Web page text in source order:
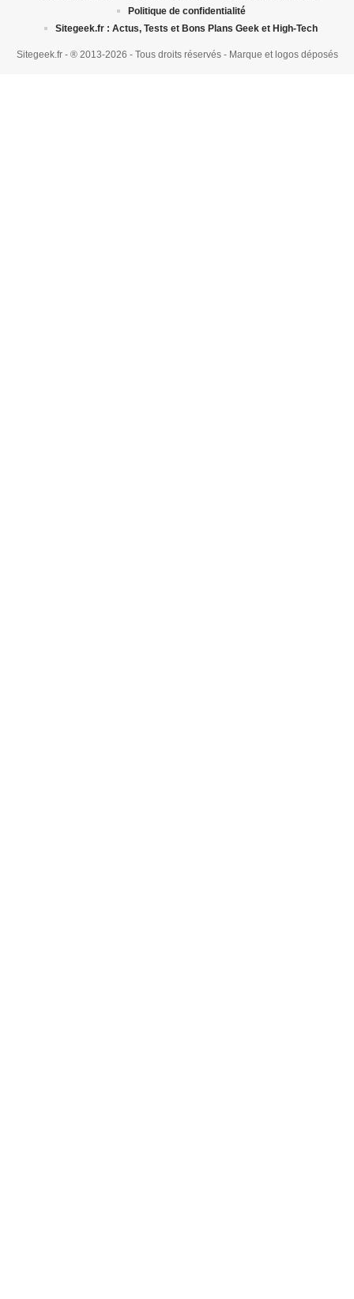
Sitegeek.fr - ® 2013-2026 - Tous droits réservés - Marque et logos déposés
Politique de confidentialité
Sitegeek.fr : Actus, Tests et Bons Plans Geek et High-Tech